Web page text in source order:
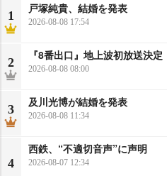
1
戸塚純貴、結婚を発表
2026-08-08 17:54
2
『8番出口』地上波初放送決定
2026-08-08 08:00
3
及川光博が結婚を発表
2026-08-08 11:34
4
西鉄、“不適切音声”に声明
2026-08-07 12:34